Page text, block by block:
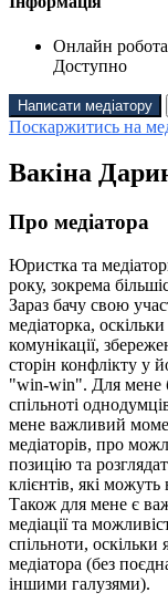
Онлайн робота
Доступно
Написати медіатору
Поскаржитись на
Вакіна
Про медіатора
Юристка та
року, зокрема
Зараз бачу свою
медіаторка,
комунікації,
сторін конфлікту у
"win-win". Для мене
спільноті
мене важливий
медіаторів, про
позицію та
клієнтів, які
Також для мене є
медіації та
спільноти, оскільки
медіатора (без
іншими галузями).